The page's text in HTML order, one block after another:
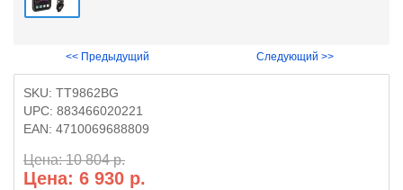
<< Предыдущий Следующий >>
SKU: TT9862BG
UPC: 883466020221
EAN: 4710069688809
Цена: 10 804 р.
Цена: 6 930 р.